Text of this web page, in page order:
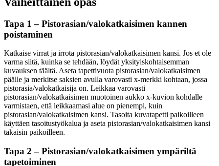
Tapa 1 – Pistorasian/valokatkaisimen kannen
poistaminen
Katkaise virrat ja irrota pistorasian/valokatkaisimen kansi. Jos et ole
varma siitä, kuinka se tehdään, löydät yksityiskohtaisemman
kuvauksen täältä. Aseta tapettivuota pistorasian/valokatkaisimen
päälle ja merkitse saksien avulla varovasti x-merkki kohtaan, jossa
pistorasia/valokatkaisija on. Leikkaa varovasti
pistorasian/valokatkaisimen muotoinen aukko x-kuvion kohdalle
varmistaen, että leikkaamasi alue on pienempi, kuin
pistorasian/valokatkaisimen kansi. Tasoita kuvatapetti paikoilleen
käyttäen tasoitustyökalua ja aseta pistorasian/valokatkaisimen kansi
takaisin paikoilleen.
Tapa 2 – Pistorasian/valokatkaisimen ympäriltä
tapetoiminen